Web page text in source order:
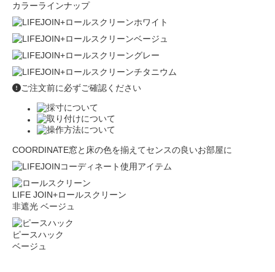
カラーラインナップ
ご注文前に必ずご確認ください
COORDINATE窓と床の色を揃えてセンスの良いお部屋に
LIFE JOIN+ロールスクリーン
非遮光 ベージュ
ピースハック
ベージュ